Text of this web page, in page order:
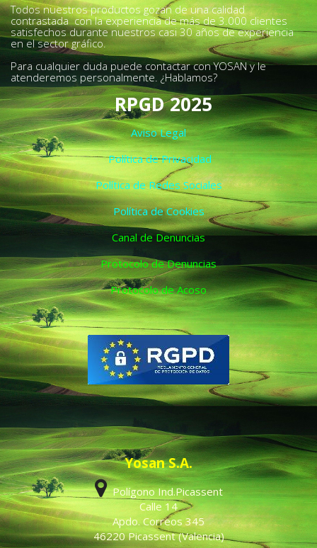
Todos nuestros productos gozan de una calidad
contrastada con la experiencia de más de 3.000 clientes
satisfechos durante nuestros casi 30 años de experiencia
en el sector gráfico.
Para cualquier duda puede contactar con YOSAN y le
atenderemos personalmente. ¿Hablamos?
RPGD 2025
Aviso Legal
Política de Privacidad
Política de Redes Sociales
Política de Cookies
Canal de Denuncias
Protocolo de Denuncias
Protocolo de Acoso
Yosan S.A.
Polígono Ind.Picassent
Calle 14
Apdo. Correos 345
46220 Picassent (Valencia)